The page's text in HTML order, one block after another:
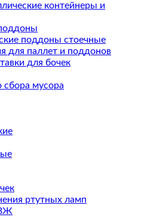
контейнеры и
поддоны стоечные
для паллет и поддонов
для бочек
сбора мусора
ртутных ламп